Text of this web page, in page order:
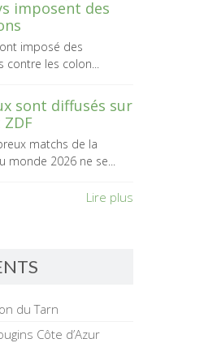
imposent des
imposé des
contre les colon...
sont diffusés sur
ZDF
matchs de la
monde 2026 ne se...
Lire plus
du Tarn
Côte d’Azur